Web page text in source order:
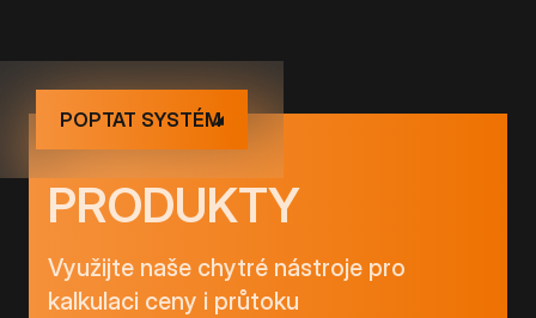
POPTAT SYSTÉM
PRODUKTY
Využijte naše chytré nástroje pro
kalkulaci ceny i průtoku